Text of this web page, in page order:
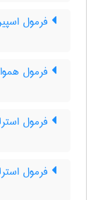
فرمول
فرمول
فرمول
فرمول